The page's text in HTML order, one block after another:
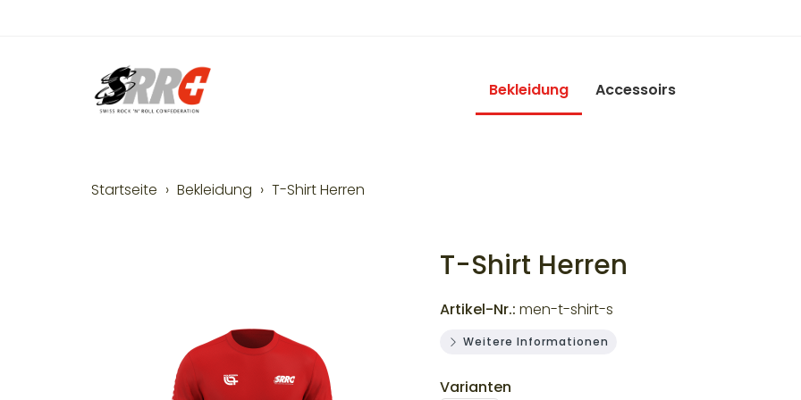
Bekleidung Accessoirs
Startseite Bekleidung T-Shirt Herren
T-Shirt Herren
Artikel-Nr.: men-t-shirt-s
Weitere Informationen
Varianten